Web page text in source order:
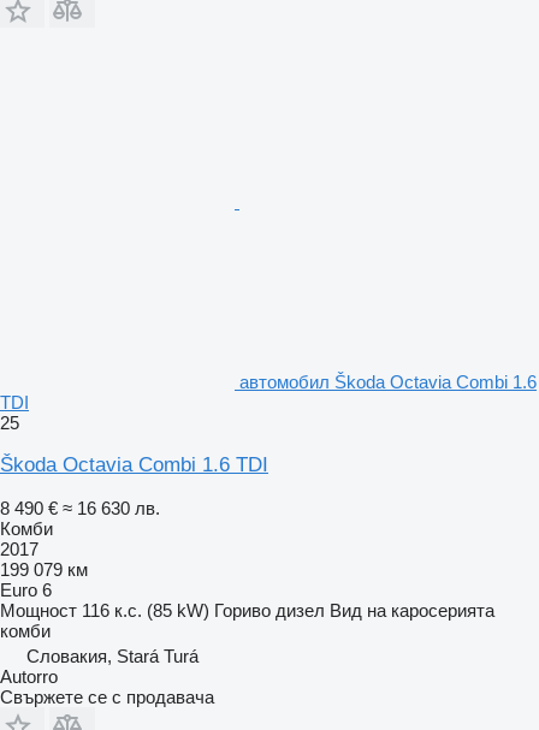
автомобил Škoda Octavia Combi 1.6
TDI
25
Škoda Octavia Combi 1.6 TDI
8 490 € ≈ 16 630 лв.
Комби
2017
199 079 км
Euro 6
Мощност 116 к.с. (85 kW) Гориво дизел Вид на каросерията
комби
Словакия, Stará Turá
Autorro
Свържете се с продавача